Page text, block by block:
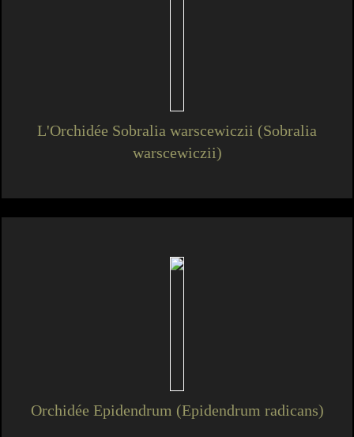
L'Orchidée Sobralia warscewiczii (Sobralia
warscewiczii)
Orchidée Epidendrum (Epidendrum radicans)